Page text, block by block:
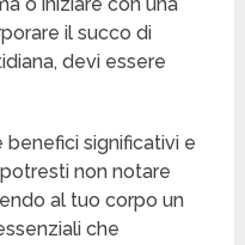
il succo di
devi essere
benefici significativi e
non notare
al tuo corpo un
che